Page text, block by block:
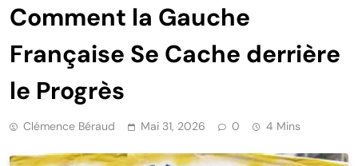
Comment la Gauche
Française Se Cache derrière
le Progrès
Clémence Béraud Mai 31, 2026 0 4 Mins